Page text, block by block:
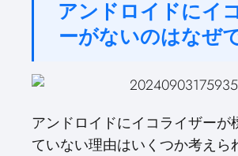
アンドロイドにイ
ーがないのはなぜ
アンドロイドにイコライザーが
ていない理由はいくつか考えら